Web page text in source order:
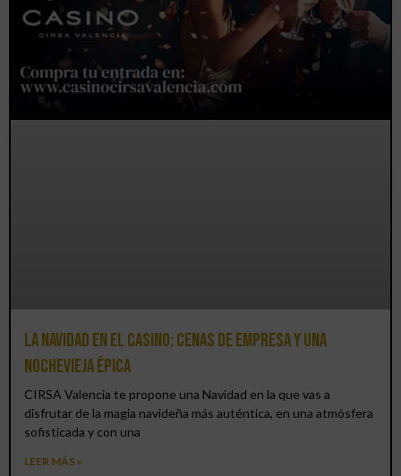
La Navidad en el Casino: cenas de empresa y una
Nochevieja épica
CIRSA Valencia te propone una Navidad en la que vas a
disfrutar de la magia navideña más auténtica, en una atmósfera
sofisticada y con una
LEER MÁS »